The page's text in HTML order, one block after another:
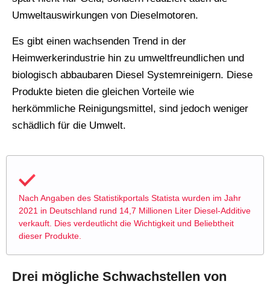
Umweltauswirkungen von Dieselmotoren.
Es gibt einen wachsenden Trend in der
Heimwerkerindustrie hin zu umweltfreundlichen und
biologisch abbaubaren Diesel Systemreinigern. Diese
Produkte bieten die gleichen Vorteile wie
herkömmliche Reinigungsmittel, sind jedoch weniger
schädlich für die Umwelt.
Nach Angaben des Statistikportals Statista wurden im Jahr
2021 in Deutschland rund 14,7 Millionen Liter Diesel-Additive
verkauft. Dies verdeutlicht die Wichtigkeit und Beliebtheit
dieser Produkte.
Drei mögliche Schwachstellen von